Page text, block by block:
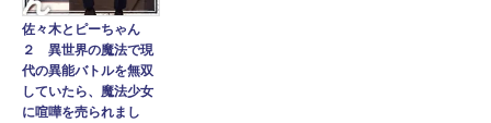
佐々木とピーちゃん
２ 異世界の魔法で現
代の異能バトルを無双
していたら、魔法少女
に喧嘩を売られまし